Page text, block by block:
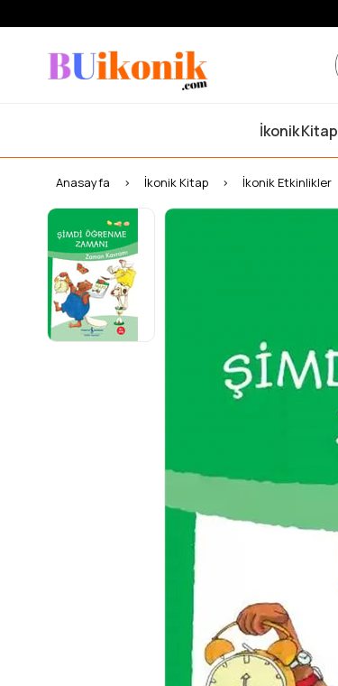
İkonik Kitap
Anasayfa İkonik Kitap İkonik Etkinlikler